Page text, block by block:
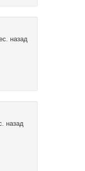
назад
назад